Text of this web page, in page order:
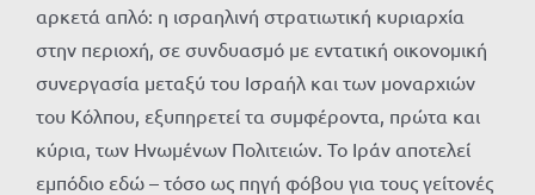
αρκετά απλό: η ισραηλινή στρατιωτική κυριαρχία
στην περιοχή, σε συνδυασμό με εντατική οικονομική
συνεργασία μεταξύ του Ισραήλ και των μοναρχιών
του Κόλπου, εξυπηρετεί τα συμφέροντα, πρώτα και
κύρια, των Ηνωμένων Πολιτειών. Το Ιράν αποτελεί
εμπόδιο εδώ – τόσο ως πηγή φόβου για τους γείτονές